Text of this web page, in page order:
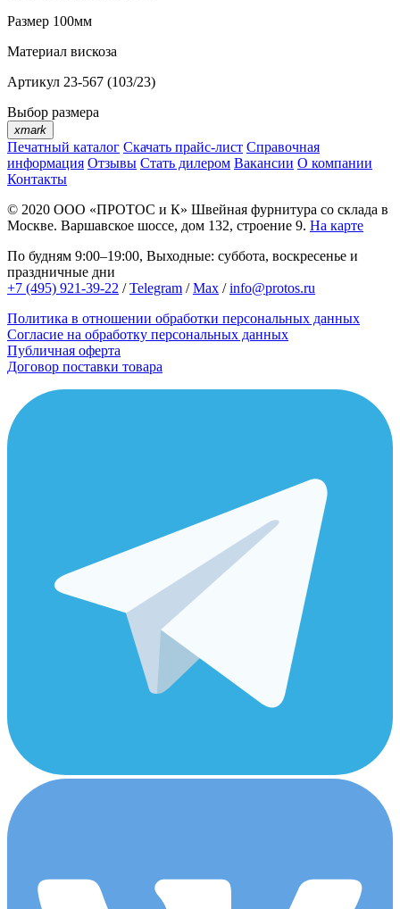
Размер 100мм
Материал вискоза
Артикул 23-567 (103/23)
Выбор размера
xmark
Печатный каталог Скачать прайс-лист Справочная
информация Отзывы Стать дилером Вакансии О компании
Контакты
© 2020 ООО «ПРОТОС и К» Швейная фурнитура со склада в
Москве. Варшавское шоссе, дом 132, строение 9. На карте
По будням 9:00–19:00, Выходные: суббота, воскресенье и
праздничные дни
+7 (495) 921-39-22 /Telegram /Max /info@protos.ru
Политика в отношении обработки персональных данных
Согласие на обработку персональных данных
Публичная оферта
Договор поставки товара